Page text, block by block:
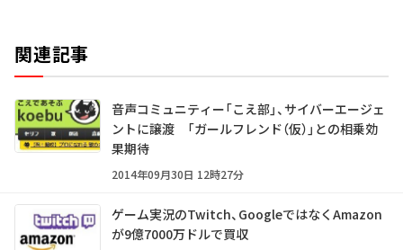
関連記事
音声コミュニティー「こえ部」、サイバーエージェ
ントに譲渡 「ガールフレンド（仮）」との相乗効
果期待
2014年09月30日 12時27分
ゲーム実況のTwitch、GoogleではなくAmazon
が9億7000万ドルで買収